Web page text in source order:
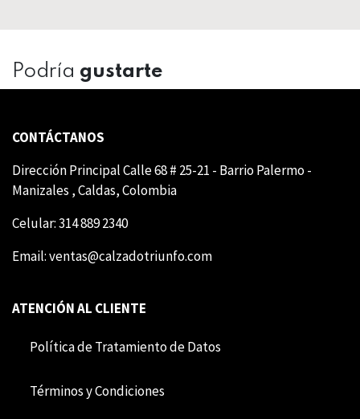
Podría gustarte
CONTÁCTANOS
Dirección Principal Calle 68 # 25-21 - Barrio Palermo -
Manizales , Caldas, Colombia
Celular: 314 889 2340
Email:ventas@calzadotriunfo.com
ATENCIÓN AL CLIENTE
Política de Tratamiento de Datos
Término​​s y Condiciones